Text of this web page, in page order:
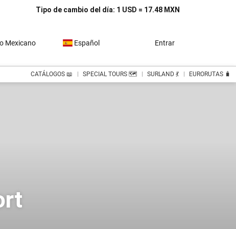
Tipo de cambio del día: 1 USD = 17.48 MXN
Mexicano Español Entrar
CATÁLOGOS 📖 SPECIAL TOURS 🗺️ SURLAND 💃 EURORUTAS 🧳